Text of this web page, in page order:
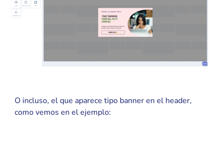
O incluso, el que aparece tipo banner en el header,
como vemos en el ejemplo: